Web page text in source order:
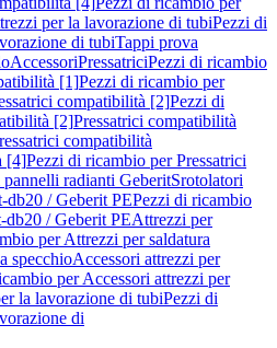
per la lavorazione di tubiPezzi di
di tubiTappi prova
AccessoriPressatriciPezzi di ricambio
[1]Pezzi di ricambio per
compatibilità [2]Pezzi di
[2]Pressatrici compatibilità
compatibilità
[4]Pezzi di ricambio per Pressatrici
pannelli radianti GeberitSrotolatori
db20 / Geberit PEPezzi di ricambio
db20 / Geberit PEAttrezzi per
per Attrezzi per saldatura
specchioAccessori attrezzi per
per Accessori attrezzi per
la lavorazione di tubiPezzi di
di